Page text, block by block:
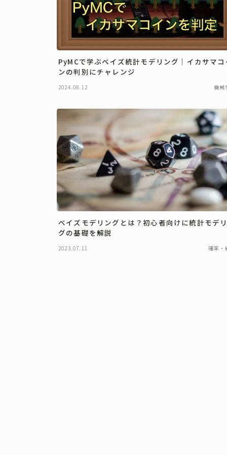
PyMCで学ぶベイズ統計モデリング｜イカサマ
ンの判別にチャレンジ
2024.08.12 機械
ベイズモデリングとは？初心者向けに統計モデ
グの基礎を解説
2023.07.11 確率・